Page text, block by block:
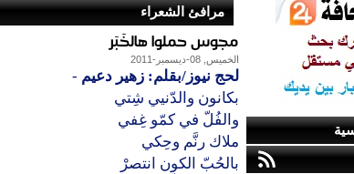
مرافئ الشعراء
مجوس حملوا هالخَبَر
الخميس, 08-ديسمبر-2011
لحج نيوز/بقلم: زهير دعيم -
بكانون والدّنيي شِتي
والفُلّ في كمّو غِفي
ملاك رنَّم وحِكي
بالحُبّ الكون انتصرْ